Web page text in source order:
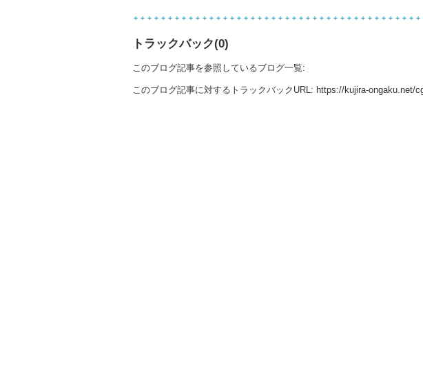
トラックバック(0)
このブログ記事を参照しているブログ一覧:
このブログ記事に対するトラックバックURL: https://kujira-ongaku.net/